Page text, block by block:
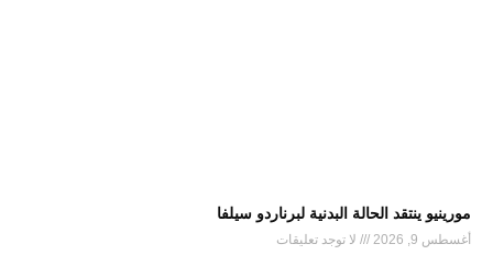
مورينيو ينتقد الحالة البدنية لبرناردو سيلفا
أغسطس 9, 2026 لا توجد تعليقات